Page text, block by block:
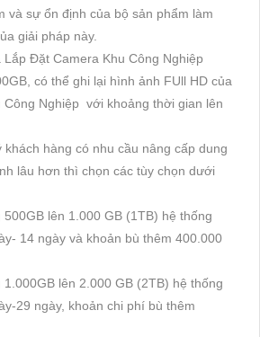
và sự ổn định của bộ sản phẩm làm
giải pháp này.
Đặt Camera Khu Công Nghiệp
có thể ghi lại hình ảnh FUll HD của
Công Nghiệp với khoảng thời gian lên
khách hàng có nhu cầu nâng cấp dung
lâu hơn thì chọn các tùy chọn dưới
lên 1.000 GB (1TB) hệ thống
14 ngày và khoản bù thêm 400.000
lên 2.000 GB (2TB) hệ thống
29 ngày, khoản chi phí bù thêm